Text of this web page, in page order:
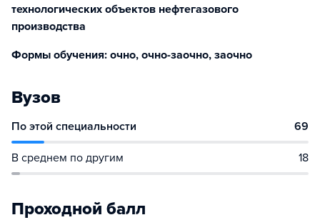
технологических объектов нефтегазового
производства
Формы обучения: очно, очно-заочно, заочно
Вузов
По этой специальности 69
В среднем по другим 18
Проходной балл